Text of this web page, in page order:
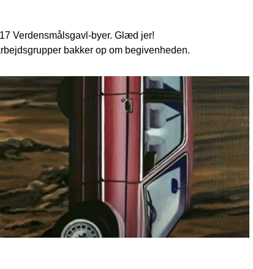
Verdensmålsgavl-byer. Glæd jer!
bakker op om begivenheden.